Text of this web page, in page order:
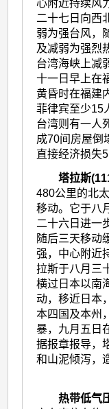
心附近持续风
二十七日向西
弱为强台风，
及减弱为强烈
台湾海峡上减
十一日早上在
黄昏时在福建
菲律宾至少15
台湾则有一人
成70间房屋倒
直接经济损失
塔拉斯
480公里的北
移动。它于八
二十六日进一
随后三天移动
强，中心附近
拉斯于八月三
横过日本以南
动，移近日本
本四国及本州
暴，九月五日
据报章报导，
和山泥倾泻，
热带低气压